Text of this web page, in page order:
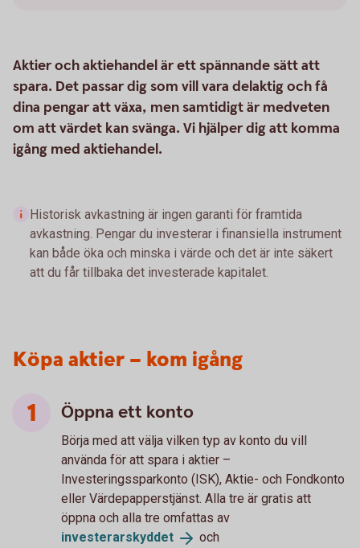
Aktier och aktiehandel är ett spännande sätt att
spara. Det passar dig som vill vara delaktig och få
dina pengar att växa, men samtidigt är medveten
om att värdet kan svänga. Vi hjälper dig att komma
igång med aktiehandel.
Historisk avkastning är ingen garanti för framtida
avkastning. Pengar du investerar i finansiella instrument
kan både öka och minska i värde och det är inte säkert
att du får tillbaka det investerade kapitalet.
Köpa aktier – kom igång
Öppna ett konto
Börja med att välja vilken typ av konto du vill
använda för att spara i aktier –
Investeringssparkonto (ISK), Aktie- och Fondkonto
eller Värdepapperstjänst. Alla tre är gratis att
öppna och alla tre omfattas av
investerarskyddet
och